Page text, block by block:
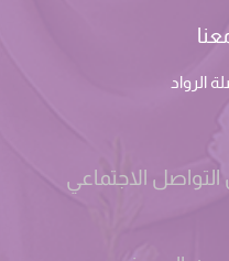
الرواد
الاجتماعي